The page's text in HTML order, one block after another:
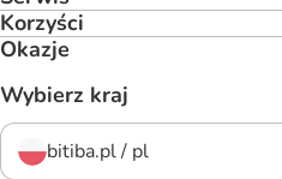
Korzyści
Okazje
Wybierz kraj
bitiba.pl / pl